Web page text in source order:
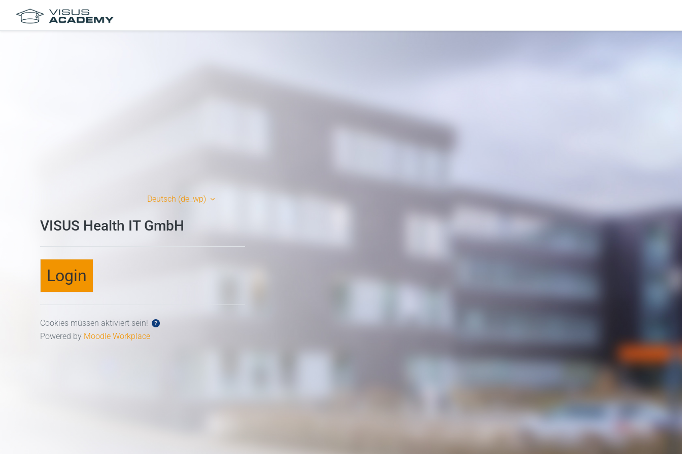
Deutsch ‎(de_wp)‎
VISUS Health IT GmbH
Login
Cookies müssen aktiviert sein!
Powered by Moodle Workplace